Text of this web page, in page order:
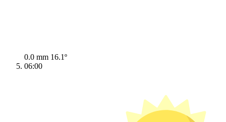
0.0 mm 16.1º
06:00